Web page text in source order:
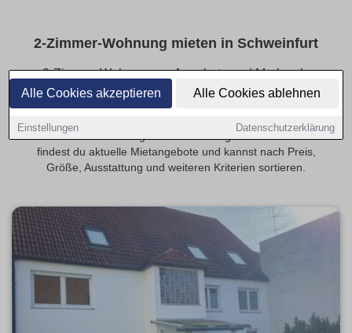
Alle Cookies akzeptieren Alle Cookies ablehnen
Einstellungen Datenschutzerklärung
2-Zimmer-Wohnung mieten in Schweinfurt
2-Zimmer-Wohnungen: Angebote und Merkmale
vergleichen
Paaren und Berufstätigen. Auf Wohnungen-Schweinfurt.de
findest du aktuelle Mietangebote und kannst nach Preis,
Größe, Ausstattung und weiteren Kriterien sortieren.